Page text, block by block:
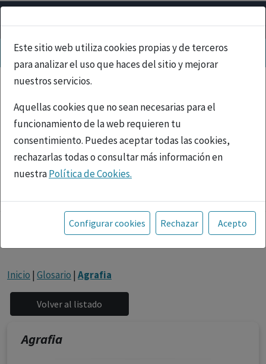
Este sitio web utiliza cookies propias y de terceros
para analizar el uso que haces del sitio y mejorar
nuestros servicios.
Aquellas cookies que no sean necesarias para el
funcionamiento de la web requieren tu
consentimiento. Puedes aceptar todas las cookies,
rechazarlas todas o consultar más información en
nuestraPolítica de Cookies.
Toda la información incluida en la Página Web está
referida a productos del mercado español y, por
tanto, dirigida a profesionales sanitarios legalmente
facultados para prescribir o dispensar medicamentos
fármacos se facilita a título meramente informativo,
siendo responsabilidad de los profesionales
facultados prescribir medicamentos y decidir, en cada
caso concreto, el tratamiento más adecuado a las
necesidades del paciente.
Configurar cookies Rechazar Acepto
Inicio | Glosario | Agrafia
Agrafia